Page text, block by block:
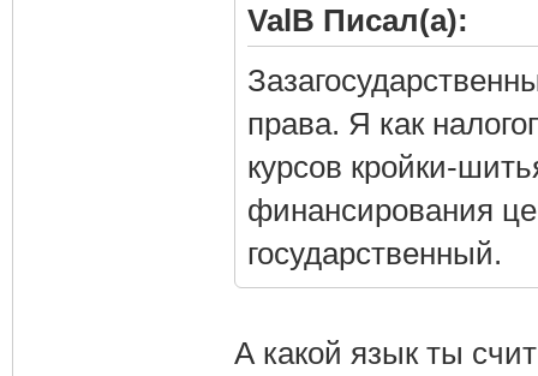
ValB Писал(а):
права. Я как
курсов кройки-
финансирования
государственный.
А какой язык ты